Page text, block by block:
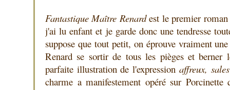
Fantastique Maître Renardest le premier
j'ai lu enfant et je garde donc une tendresse
suppose que tout petit, on éprouve vraiment
Renard se sortir de tous les pièges et
parfaite illustration de l'expression affreux,
charme a manifestement opéré sur Porcinette